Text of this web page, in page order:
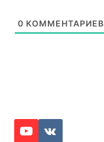
0 КОММЕНТАРИЕВ